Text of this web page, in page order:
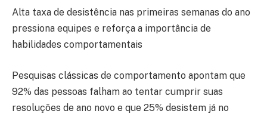
Alta taxa de desistência nas primeiras semanas do ano
pressiona equipes e reforça a importância de
habilidades comportamentais
Pesquisas clássicas de comportamento apontam que
92% das pessoas falham ao tentar cumprir suas
resoluções de ano novo e que 25% desistem já no